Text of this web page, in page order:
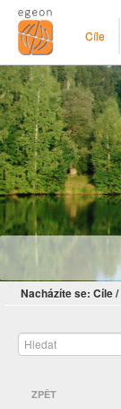
Cíle
Nacházíte se: Cíle/
ZPĚT